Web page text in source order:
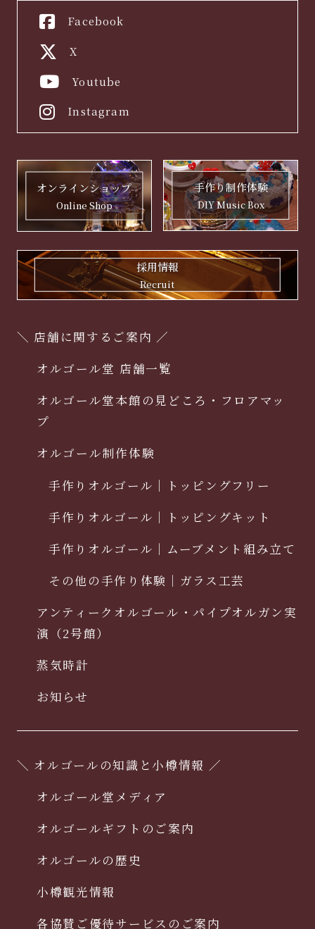
Facebook
X
Youtube
Instagram
オンラインショップ
Online Shop
手作り制作体験
DIY Music Box
採用情報
Recruit
＼ 店舗に関するご案内 ／
オルゴール堂 店舗一覧
オルゴール堂本館の見どころ・フロアマッ
プ
オルゴール制作体験
手作りオルゴール｜トッピングフリー
手作りオルゴール｜トッピングキット
手作りオルゴール｜ムーブメント組み立て
その他の手作り体験｜ガラス工芸
アンティークオルゴール・パイプオルガン実
演（2号館）
蒸気時計
お知らせ
＼ オルゴールの知識と小樽情報 ／
オルゴール堂メディア
オルゴールギフトのご案内
オルゴールの歴史
小樽観光情報
各協賛ご優待サービスのご案内